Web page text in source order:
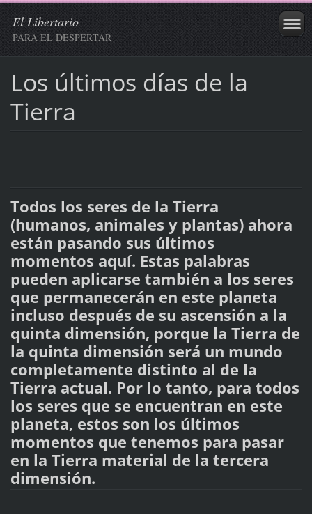
El Libertario
PARA EL DESPERTAR
Los últimos días de la
Tierra
Todos los seres de la Tierra
(humanos, animales y plantas) ahora
están pasando sus últimos
momentos aquí. Estas palabras
pueden aplicarse también a los seres
que permanecerán en este planeta
incluso después de su ascensión a la
quinta dimensión, porque la Tierra de
la quinta dimensión será un mundo
completamente distinto al de la
Tierra actual. Por lo tanto, para todos
los seres que se encuentran en este
planeta, estos son los últimos
momentos que tenemos para pasar
en la Tierra material de la tercera
dimensión.